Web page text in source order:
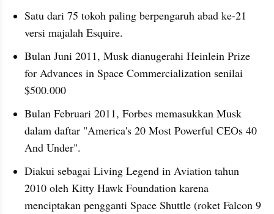
Satu dari 75 tokoh paling berpengaruh abad ke-21
versi majalah Esquire.
Bulan Juni 2011, Musk dianugerahi Heinlein Prize
for Advances in Space Commercialization senilai
$500.000
Bulan Februari 2011, Forbes memasukkan Musk
dalam daftar "America's 20 Most Powerful CEOs 40
And Under".
Diakui sebagai Living Legend in Aviation tahun
2010 oleh Kitty Hawk Foundation karena
menciptakan pengganti Space Shuttle (roket Falcon 9